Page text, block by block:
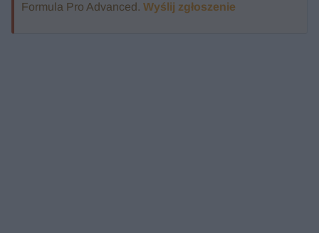
Formula Pro Advanced. Wyślij zgłoszenie